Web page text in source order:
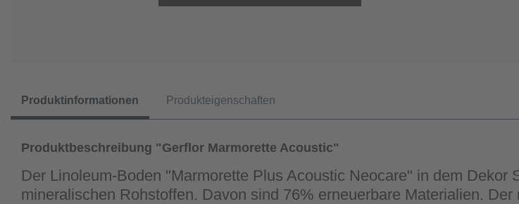
Produktinformationen Produkteigenschaften
Produktbeschreibung "Gerflor Marmorette Acoustic"
Der Linoleum-Boden "Marmorette Plus Acoustic Neocare" in dem Dekor
mineralischen Rohstoffen. Davon sind 76% erneuerbare Materialien.